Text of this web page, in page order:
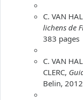
C. VAN
lichens de
383 pages
C. VAN
CLERC,
Belin,